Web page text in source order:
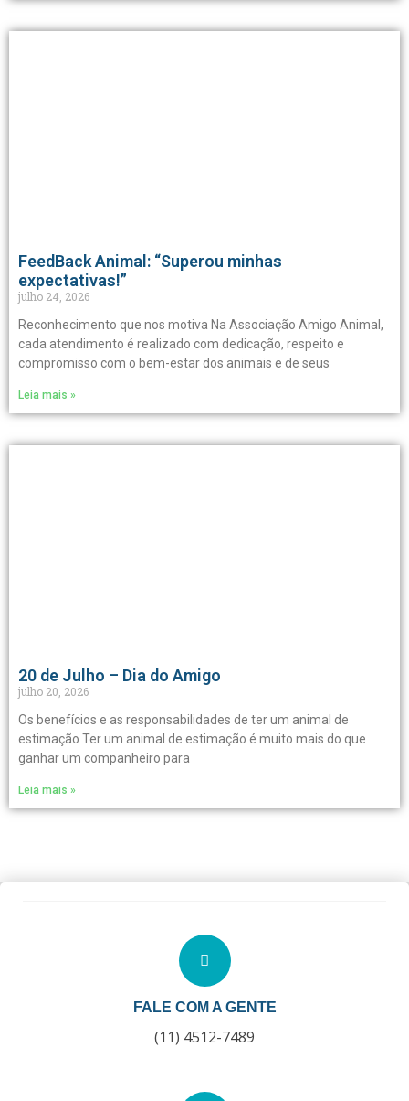
FeedBack Animal: “Superou minhas
expectativas!”
julho 24, 2026
Reconhecimento que nos motiva Na Associação Amigo Animal,
cada atendimento é realizado com dedicação, respeito e
compromisso com o bem-estar dos animais e de seus
Leia mais »
20 de Julho – Dia do Amigo
julho 20, 2026
Os benefícios e as responsabilidades de ter um animal de
estimação Ter um animal de estimação é muito mais do que
ganhar um companheiro para
Leia mais »
FALE COM A GENTE
(11) 4512-7489